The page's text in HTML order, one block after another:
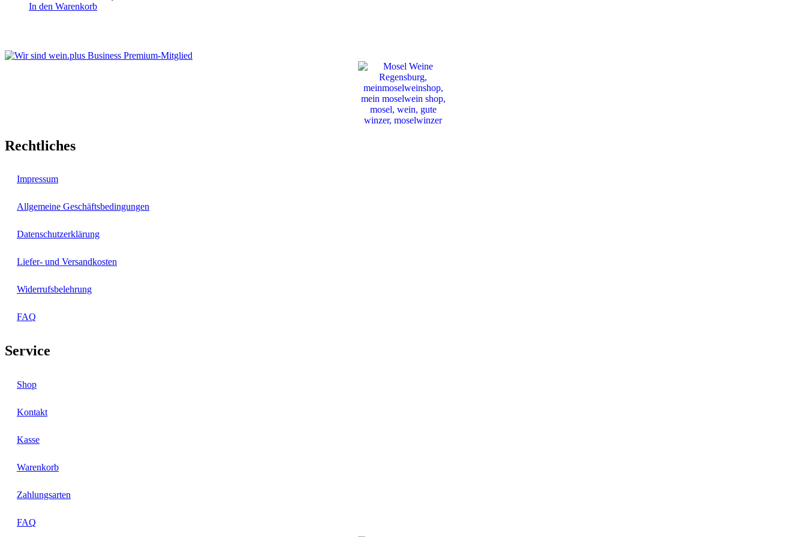
In den Warenkorb
Rechtliches
Impressum
Allgemeine Geschäftsbedingungen
Datenschutzerklärung
Liefer- und Versandkosten
Widerrufsbelehrung
FAQ
Service
Shop
Kontakt
Kasse
Warenkorb
Zahlungsarten
FAQ